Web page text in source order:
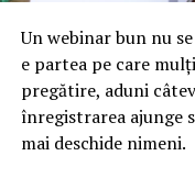
şi creşterea
Acţiunile companiei
187,65 dolari în
luni, precizează
Un webinar bun nu
e partea pe care
pregătire, aduni
înregistrarea ajunge
mai deschide nimeni.